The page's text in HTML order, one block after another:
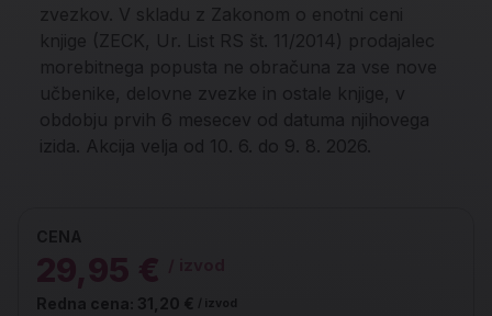
zvezkov. V skladu z Zakonom o enotni ceni
knjige (ZECK, Ur. List RS št. 11/2014) prodajalec
morebitnega popusta ne obračuna za vse nove
učbenike, delovne zvezke in ostale knjige, v
obdobju prvih 6 mesecev od datuma njihovega
izida. Akcija velja od 10. 6. do 9. 8. 2026.
CENA
29,95 €
Redna cena: 31,20 € / izvod